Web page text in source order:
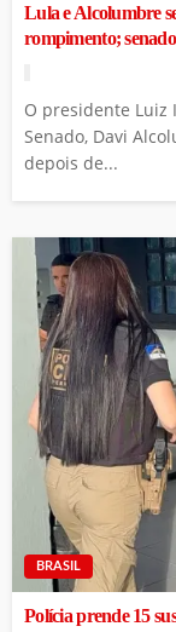
Lula e Alcolumbre
rompimento;
O presidente Luiz
Senado, Davi
depois de...
BRASIL
Polícia prende 15